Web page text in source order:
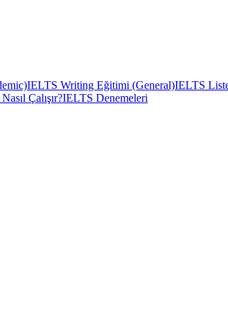
IELTS Writing Eğitimi (General)IELTS
Çalışır?IELTS Denemeleri